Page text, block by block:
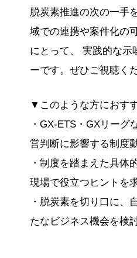
脱炭素推進の次の一手
域での連携や案件化の
にとって、 実践的な示
ーです。ぜひご視聴く
▼このような方におす
・GX-ETS・GXリーグ
営判断に影響する制度
・制度を踏まえた具体
現場で役立つヒントを
・脱炭素を切り口に、
たなビジネス機会を検